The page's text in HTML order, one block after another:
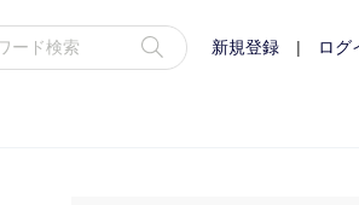
新規登録 | ログ